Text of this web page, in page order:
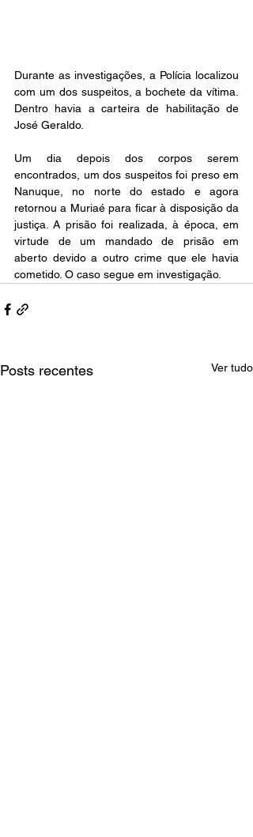
Durante as investigações, a Polícia localizou
com um dos suspeitos, a bochete da vítima.
Dentro havia a carteira de habilitação de
José Geraldo.
Um dia depois dos corpos serem
encontrados, um dos suspeitos foi preso em
Nanuque, no norte do estado e agora
retornou a Muriaé para ficar à disposição da
justiça. A prisão foi realizada, à época, em
virtude de um mandado de prisão em
aberto devido a outro crime que ele havia
cometido. O caso segue em investigação.
Posts recentes Ver tudo